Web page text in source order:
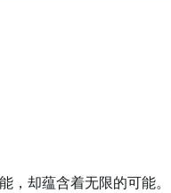
，却蕴含着无限的可能。